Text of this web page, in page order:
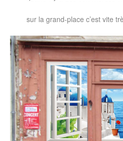
sur la grand-place c’est vite